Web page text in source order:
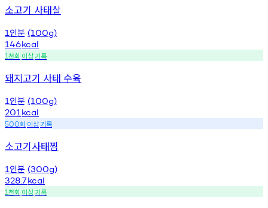
소고기 사태살
1 인분 (100g)
146kcal
1천회 이상기록
돼지고기 사태 수육
1 인분 (100g)
201 kcal
500회 이상기록
소고기사태찜
1 인분 (300g)
328.7kcal
1천회 이상기록